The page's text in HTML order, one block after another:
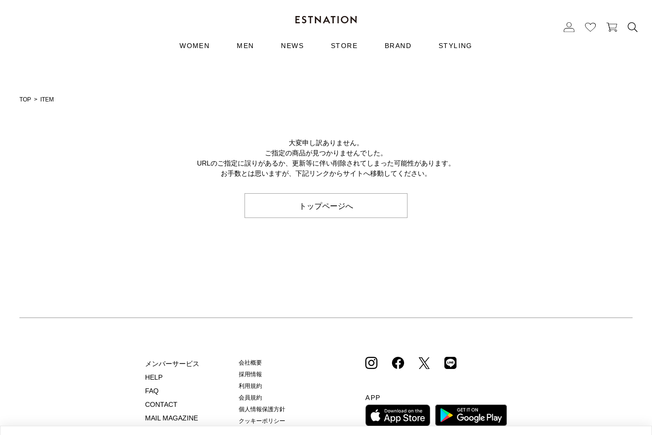
WOMEN MEN NEWS STORE BRAND STYLING
TOP ITEM
大変申し訳ありません。
ご指定の商品が見つかりませんでした。
URLのご指定に誤りがあるか、更新等に伴い削除されてしまった可能性があります。
お手数とは思いますが、下記リンクからサイトへ移動してください。
トップページへ
メンバーサービス
HELP
FAQ
CONTACT
MAIL MAGAZINE
会社概要
採用情報
利用規約
会員規約
個人情報保護方針
クッキーポリシー
APP